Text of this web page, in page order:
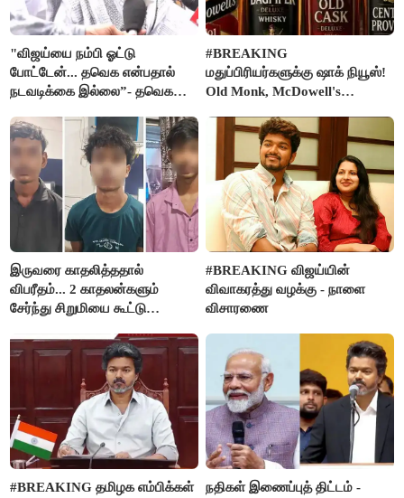
"விஜய்யை நம்பி ஓட்டு
போட்டேன்... தவெக என்பதால்
நடவடிக்கை இல்லை”- தவெக
கதறல்
#BREAKING
மதுப்பிரியர்களுக்கு ஷாக் நியூஸ்!
Old Monk, McDowell's
FSSAI தடை
இருவரை காதலித்ததால்
விபரீதம்... 2 காதலன்களும்
சேர்ந்து சிறுமியை கூட்டு
செய்த கொடூரம்
#BREAKING விஜய்யின்
விவாகரத்து வழக்கு - நாளை
விசாரணை
#BREAKING தமிழக எம்பிக்கள்
நதிகள் இணைப்புத் திட்டம் -